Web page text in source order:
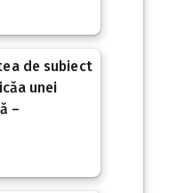
de subiect
unei
–